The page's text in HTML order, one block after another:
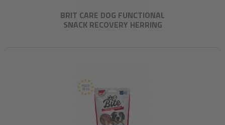
BRIT CARE DOG FUNCTIONAL
SNACK RECOVERY HERRING